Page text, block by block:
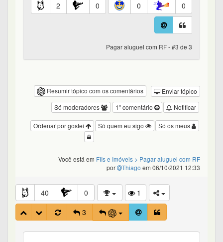
2 0 0 0
Pagar aluguel com RF - #3 de 3
Resumir tópico com os comentários
Enviar tópico
Notificar
1º comentário
Só moderadores
Só os meus
Só quem eu sigo
Ordenar por gostei
Você está em FIIs e Imóveis > Pagar aluguel com RF
por
Thiago em 06/10/2021 12:33
40 0
1
3